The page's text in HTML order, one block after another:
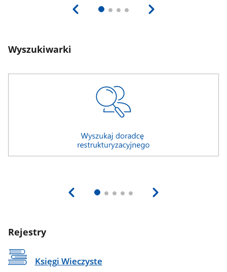
Wyszukiwarki
Rejestry
Księgi Wieczyste